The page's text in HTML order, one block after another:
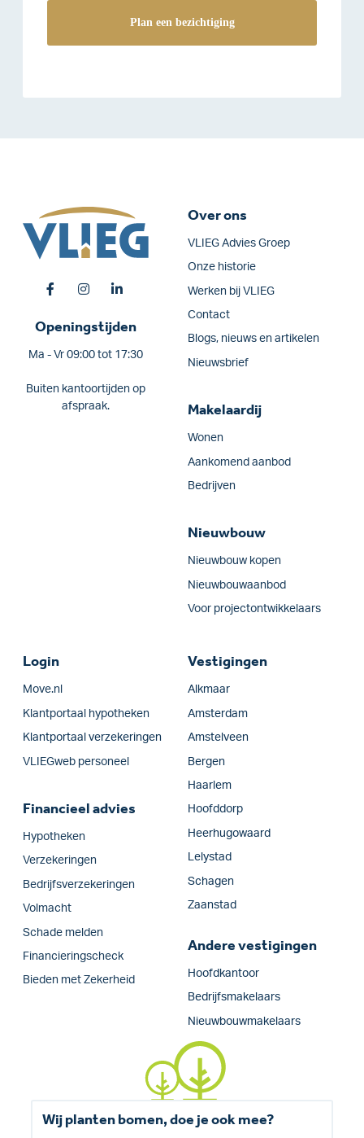
Openingstijden
Ma - Vr 09:00 tot 17:30
Buiten kantoortijden op
afspraak.
Over ons
VLIEG Advies Groep
Onze historie
Werken bij VLIEG
Contact
Blogs, nieuws en artikelen
Nieuwsbrief
Makelaardij
Wonen
Aankomend aanbod
Bedrijven
Nieuwbouw
Nieuwbouw kopen
Nieuwbouwaanbod
Voor projectontwikkelaars
Login
Move.nl
Klantportaal hypotheken
Klantportaal verzekeringen
VLIEGweb personeel
Financieel advies
Hypotheken
Verzekeringen
Bedrijfs­verzekeringen
Volmacht
Schade melden
Financieringscheck
Bieden met Zekerheid
Vestigingen
Alkmaar
Amsterdam
Amstelveen
Bergen
Haarlem
Hoofddorp
Heerhugowaard
Lelystad
Schagen
Zaanstad
Andere vestigingen
Hoofdkantoor
Bedrijfsmakelaars
Nieuwbouwmakelaars
Wij planten bomen, doe je ook mee?